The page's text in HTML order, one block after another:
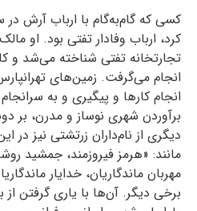
کسی که گام‌به‌گام با ارباب آرش
کرد، ارباب وفادار تفتی بود. او
تجارتخانه‌ تفتی شناخته می‌شد و
انجام می‌گرفت. زمین‌های
انجام کارها و پیگیری و به
برآوردن شهری نوساز و مدرن، بر
دیگری از نام‌داران زرتشتی نیز در
مانند: «هرمز فیروزمند، جمشید
مهربان ماندگاریان، خدایار
برخی دیگر. آن‌ها با یاری گرفتن